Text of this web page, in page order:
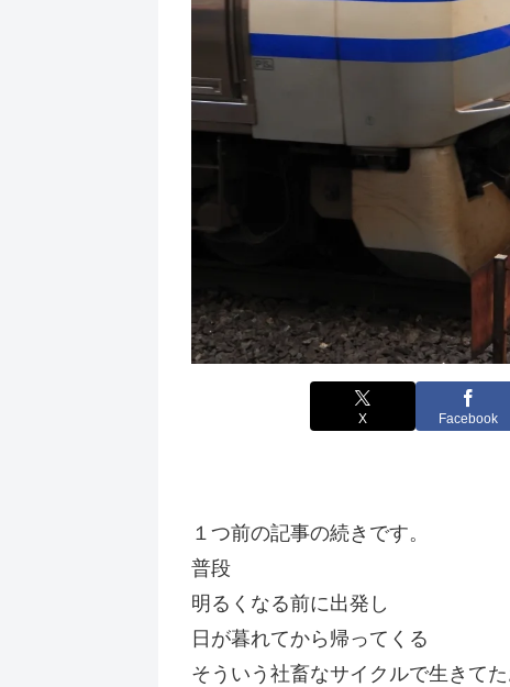
X Facebook
１つ前の記事の続きです。
普段
明るくなる前に出発し
日が暮れてから帰ってくる
そういう社畜なサイクルで生きて